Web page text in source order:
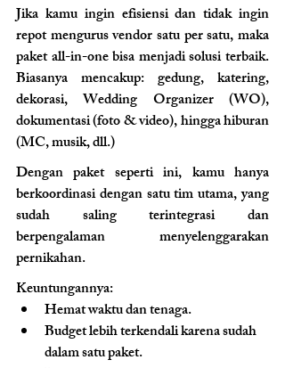
Jika kamu ingin efisiensi dan tidak ingin
repot mengurus vendor satu per satu, maka
paket all-in-one bisa menjadi solusi terbaik.
Biasanya mencakup: gedung, katering,
dekorasi, Wedding Organizer (WO),
dokumentasi (foto & video), hingga hiburan
(MC, musik, dll.)
Dengan paket seperti ini, kamu hanya
berkoordinasi dengan satu tim utama, yang
sudah saling terintegrasi dan
berpengalaman menyelenggarakan
pernikahan.
Keuntungannya:
Hemat waktu dan tenaga.
Budget lebih terkendali karena sudah
dalam satu paket.